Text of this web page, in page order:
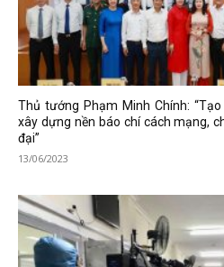
Thủ tướng Phạm Minh Chính:
xây dựng nền báo chí cách mạng,
đại”
13/06/2023